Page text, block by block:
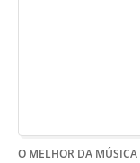
O MELHOR DA